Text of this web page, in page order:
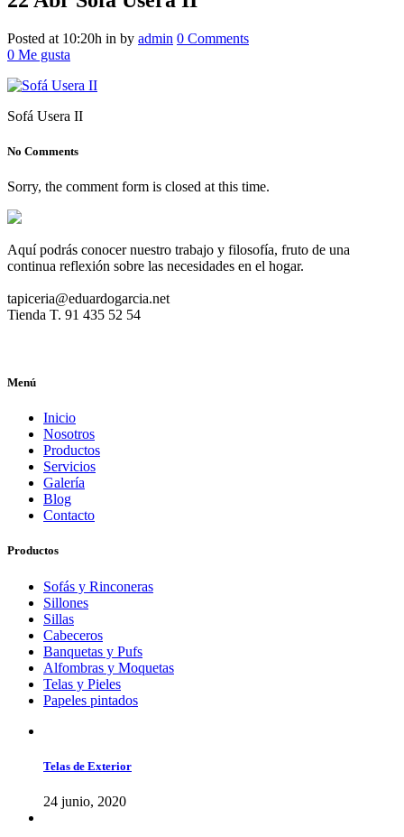
Posted at 10:20h in by admin 0 Comments
0 Me gusta
Sofá Usera II
No Comments
Sorry, the comment form is closed at this time.
Aquí podrás conocer nuestro trabajo y filosofía, fruto de una
continua reflexión sobre las necesidades en el hogar.
tapiceria@eduardogarcia.net
Tienda T. 91 435 52 54
Menú
Inicio
Nosotros
Productos
Servicios
Galería
Blog
Contacto
Productos
Sofás y Rinconeras
Sillones
Sillas
Cabeceros
Banquetas y Pufs
Alfombras y Moquetas
Telas y Pieles
Papeles pintados
Telas de Exterior
24 junio, 2020